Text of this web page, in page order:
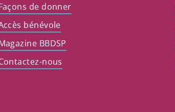
de donner
bénévole
BBDSP
nous